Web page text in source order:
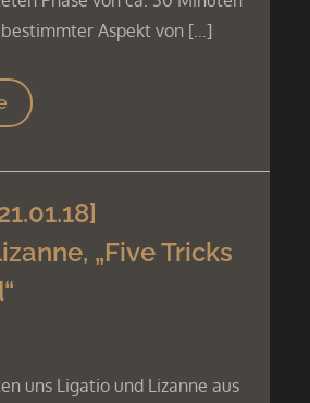
Aspekt von […]
„Five Tricks
uns Ligatio und Lizanne aus